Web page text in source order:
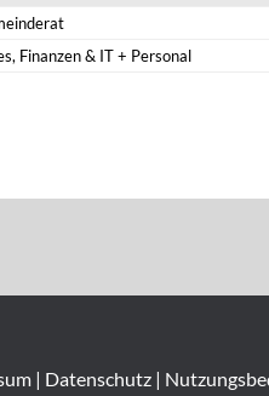
Finanzen & IT + Personal
| Datenschutz|